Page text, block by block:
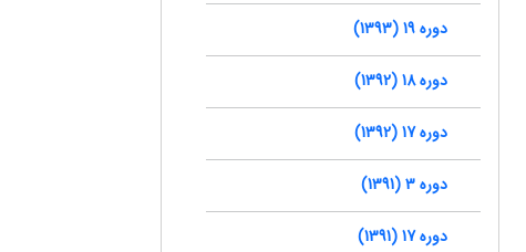
دوره 19 (1393)
دوره 18 (1392)
دوره 17 (1392)
دوره 3 (1391)
دوره 17 (1391)